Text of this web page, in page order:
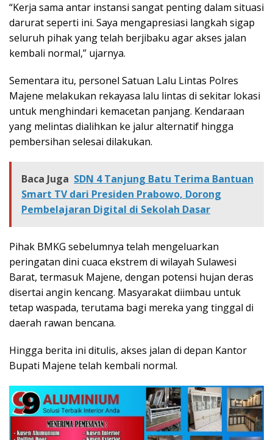
“Kerja sama antar instansi sangat penting dalam situasi
darurat seperti ini. Saya mengapresiasi langkah sigap
seluruh pihak yang telah berjibaku agar akses jalan
kembali normal,” ujarnya.
Sementara itu, personel Satuan Lalu Lintas Polres
Majene melakukan rekayasa lalu lintas di sekitar lokasi
untuk menghindari kemacetan panjang. Kendaraan
yang melintas dialihkan ke jalur alternatif hingga
pembersihan selesai dilakukan.
Baca Juga SDN 4 Tanjung Batu Terima Bantuan
Smart TV dari Presiden Prabowo, Dorong
Pembelajaran Digital di Sekolah Dasar
Pihak BMKG sebelumnya telah mengeluarkan
peringatan dini cuaca ekstrem di wilayah Sulawesi
Barat, termasuk Majene, dengan potensi hujan deras
disertai angin kencang. Masyarakat diimbau untuk
tetap waspada, terutama bagi mereka yang tinggal di
daerah rawan bencana.
Hingga berita ini ditulis, akses jalan di depan Kantor
Bupati Majene telah kembali normal.